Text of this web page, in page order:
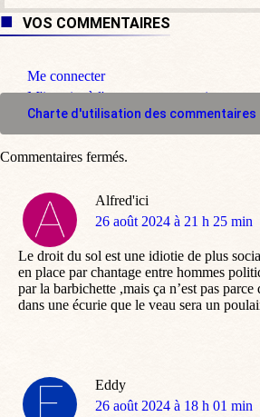
VOS COMMENTAIRES
Me connecter
M'inscrire à l'espace commentaire
Charte d'utilisation des commentaires
Alfred'ici
dit
26 août 2024 à 21 h 25 min
Le droit du sol est une idiotie de plus
en place par chantage entre hommes
par la barbichette ,mais ça n’est pas parce
dans une écurie que le veau sera un
Eddy
dit
26 août 2024 à 18 h 01 min
Commentaires fermés.